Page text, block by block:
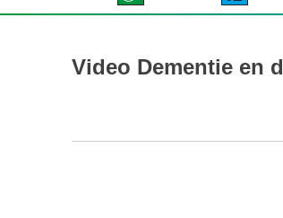
Video Dementie en